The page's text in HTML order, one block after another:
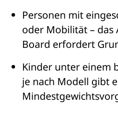
Personen mit
oder Mobilität – das
Board erfordert
Kinder unter einem
je nach Modell gibt